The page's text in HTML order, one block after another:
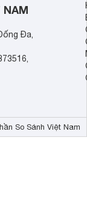
NAM
Đa,
So Sánh Việt Nam